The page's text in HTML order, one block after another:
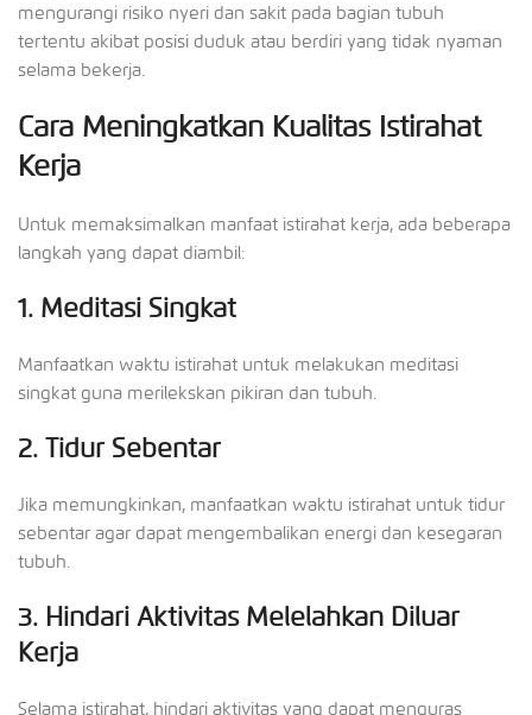
mengurangi risiko nyeri dan sakit pada bagian tubuh
tertentu akibat posisi duduk atau berdiri yang tidak nyaman
selama bekerja.
Cara Meningkatkan Kualitas Istirahat
Kerja
Untuk memaksimalkan manfaat istirahat kerja, ada beberapa
langkah yang dapat diambil:
1. Meditasi Singkat
Manfaatkan waktu istirahat untuk melakukan meditasi
singkat guna merilekskan pikiran dan tubuh.
2. Tidur Sebentar
Jika memungkinkan, manfaatkan waktu istirahat untuk tidur
sebentar agar dapat mengembalikan energi dan kesegaran
tubuh.
3. Hindari Aktivitas Melelahkan Diluar
Kerja
Selama istirahat, hindari aktivitas yang dapat menguras